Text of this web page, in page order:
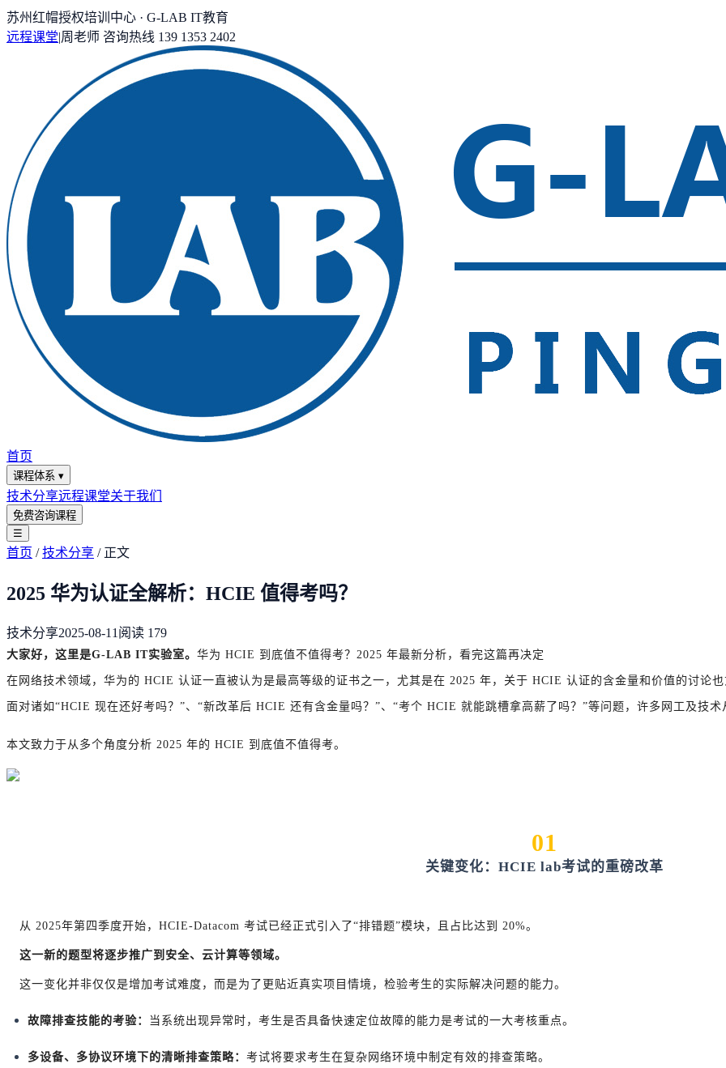
苏州红帽授权培训中心 · G-LAB IT教育
远程课堂|周老师 咨询热线 139 1353 2402
首页
课程体系 ▾
技术分享远程课堂关于我们
免费咨询课程
☰
首页 /技术分享 / 正文
2025 华为认证全解析：HCIE 值得考吗？
技术分享2025-08-11 阅读 179
大家好，这里是G-LAB IT实验室。 华为 HCIE 到底值不值得考？2025 年最新分析，看完这篇再决定
在网络技术领域，华为的 HCIE 认证一直被认为是最高等级的证书之一，尤其是在 2025 年，关于 HCIE 认证的含金量和价值的讨论
面对诸如“HCIE 现在还好考吗？”、“新改革后 HCIE 还有含金量吗？”、“考个 HCIE 就能跳槽拿高薪了吗？”等问题，许多网工及技
本文致力于从多个角度分析 2025 年的 HCIE 到底值不值得考。
01
关键变化：HCIE lab考试的重磅改革
从 2025年第四季度开始，HCIE-Datacom 考试已经正式引入了“排错题”模块，且占比达到 20%。
这一新的题型将逐步推广到安全、云计算等领域。
这一变化并非仅仅是增加考试难度，而是为了更贴近真实项目情境，检验考生的实际解决问题的能力。
故障排查技能的考验： 当系统出现异常时，考生是否具备快速定位故障的能力是考试的一大考核重点。
多设备、多协议环境下的清晰排查策略： 考试将要求考生在复杂网络环境中制定有效的排查策略。